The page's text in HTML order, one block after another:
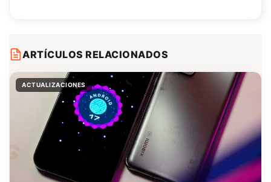
ARTÍCULOS RELACIONADOS
ACTUALIZACIONES